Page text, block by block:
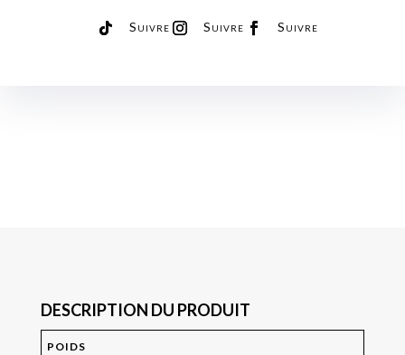
Suivre Suivre Suivre
DESCRIPTION DU PRODUIT
POIDS